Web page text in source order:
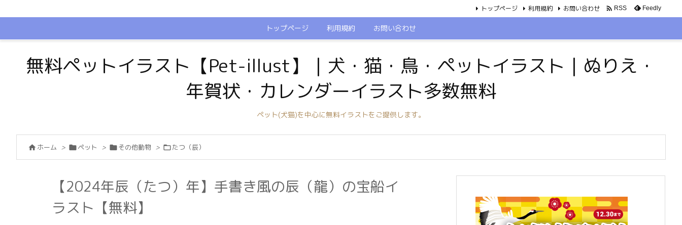
トップページ 利用規約 お問い合わせ
トップページ 利用規約 お問い合わせ  RSS Feedly
無料ペットイラスト【Pet-illust】｜犬・猫・鳥・ペットイラスト｜ぬりえ・
年賀状・カレンダーイラスト多数無料
ペット(犬猫)を中心に無料イラストをご提供します。
 ホーム > ペット > その他動物 > たつ（辰）
【2024年辰（たつ）年】手書き風の辰（龍）の宝船イ
ラスト【無料】